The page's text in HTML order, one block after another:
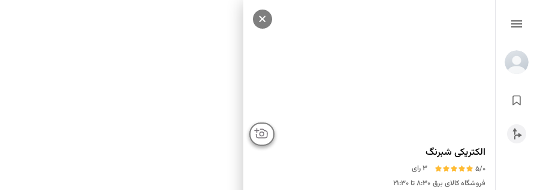
الکتریکی شبرنگ
5/0
3 رای
فروشگاه کالای برق ۸:۳۰ تا ۲۱:۳۰